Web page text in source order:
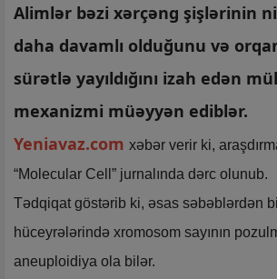
Alimlər bəzi xərçəng şişlərinin
daha davamlı olduğunu və
sürətlə yayıldığını izah edən
mexanizmi müəyyən ediblər.
Yeniavaz.com xəbər verir ki,
“Molecular Cell” jurnalında dərc olunub.
Tədqiqat göstərib ki, əsas səbəblərdən
hüceyrələrində xromosom sayının
aneuploidiya ola bilər.